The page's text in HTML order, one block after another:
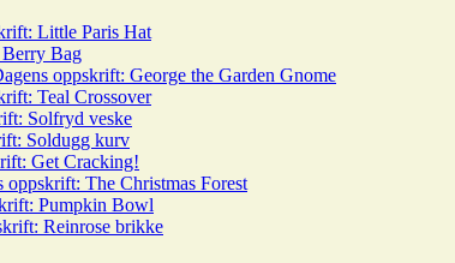
Little Paris Hat
Bag
oppskrift: George the Garden Gnome
Teal Crossover
Solfryd veske
Soldugg kurv
Get Cracking!
oppskrift: The Christmas Forest
Pumpkin Bowl
Reinrose brikke